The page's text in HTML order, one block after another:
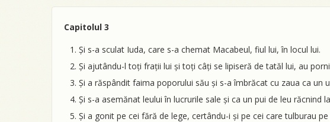
Capitolul 3
Și s-a sculat Iuda, care s-a chemat Macabeul, fiul lui, în locul lui.
Și ajutându-l toți frații lui și toți câți se lipiseră de tatăl lui, au
Și a răspândit faima poporului său și s-a îmbrăcat cu zaua ca un
Și s-a asemănat leului în lucrurile sale și ca un pui de leu răcnind
Și a gonit pe cei fără de lege, certându-i și pe cei care tulburau